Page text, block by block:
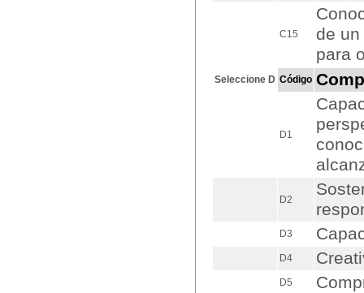
C15
de
para
Seleccione D Código
D1
D2
D3
D4
D5